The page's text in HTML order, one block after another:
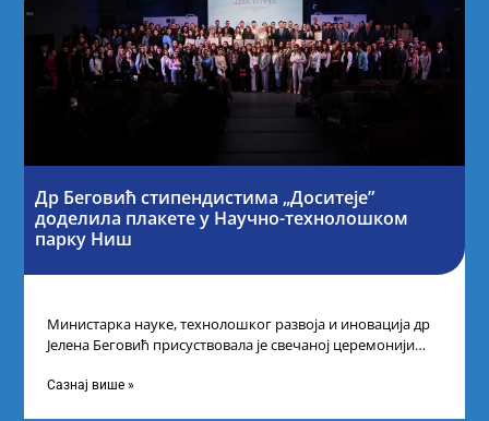
Др Беговић стипендистима „Доситеје”
доделила плакете у Научно-технолошком
парку Ниш
Министарка науке, технолошког развоја и иновација др
Јелена Беговић присуствовала је свечаној церемонији
„Доситеја” Фонда
Сазнај више »